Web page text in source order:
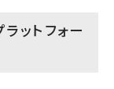
ットフォー